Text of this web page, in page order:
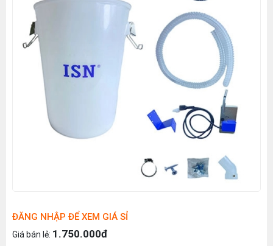
ĐĂNG NHẬP ĐỂ XEM GIÁ SỈ
Giá bán lẻ: 1.750.000đ